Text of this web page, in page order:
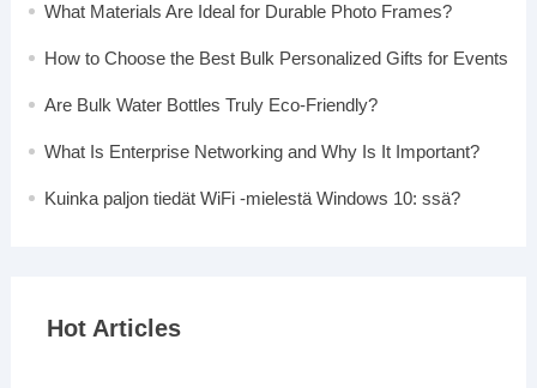
What Materials Are Ideal for Durable Photo Frames?
How to Choose the Best Bulk Personalized Gifts for Events
Are Bulk Water Bottles Truly Eco-Friendly?
What Is Enterprise Networking and Why Is It Important?
Kuinka paljon tiedät WiFi -mielestä Windows 10: ssä?
Hot Articles